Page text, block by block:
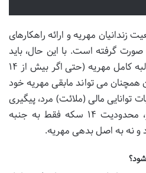
مهریه و ارائه راهکارهای
گرفته است. با این حال، باید
تأکید کرد که حق زن برای مطالبه کامل مهریه (حتی اگر بیش از ۱۴
می تواند مابقی مهریه خود
توانایی مالی (ملائت) مرد، پیگیری
و وصول کند. به عبارت دیگر، محدودیت ۱۴ سکه فقط به جنبه
نه به اصل بدهی مهریه.